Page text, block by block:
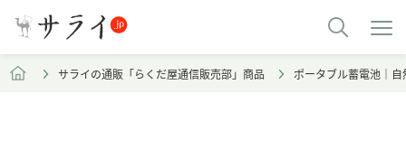
サライの通販「らくだ屋通信販売部」商品 ポータブル蓄電池｜